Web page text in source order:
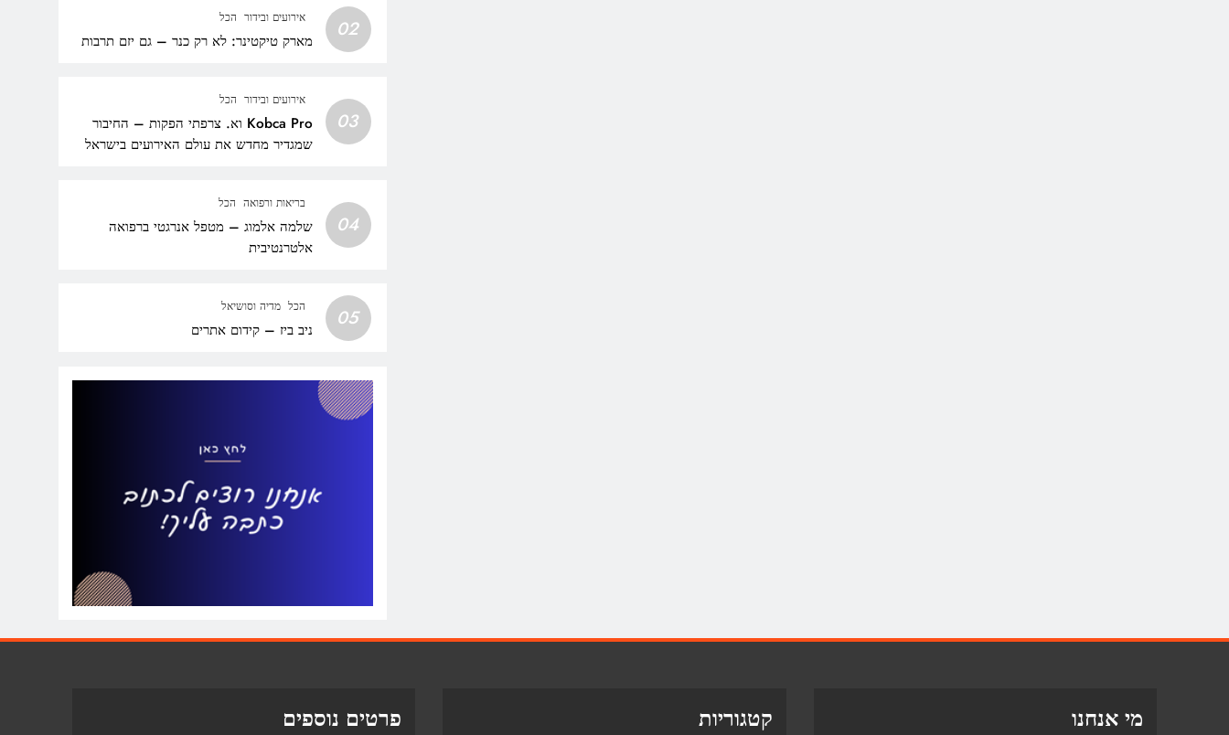
02 אירועים ובידור הכל
מארק טיקטינר: לא רק כנר – גם יזם תרבות
03
אירועים ובידור הכל
Kobca Pro וא. צרפתי הפקות – החיבור
שמגדיר מחדש את עולם האירועים בישראל
04
בריאות ורפואה הכל
שלמה אלמוג – מטפל אנרגטי ברפואה
אלטרנטיבית
05 הכל מדיה וסושיאל
ניב ביז – קידום אתרים
מי אנחנו קטגוריות פרטים נוספים